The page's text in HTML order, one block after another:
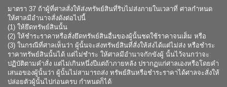
มาตรา 37 ถ้าผู้ที่ศาลสั่งให้ส่งทรัพย์สินที่ริบไม่ส่งภายในเวลาที่ ศาลกำหนด
ให้ศาลมีอำนาจสั่งดังต่อไปนี้
(1) ให้ยึดทรัพย์สินนั้น
(2) ให้ชำระราคาหรือสั่งยึดทรัพย์สินอื่นของผู้นั้นชดใช้ราคาจนเต็ม หรือ
(3) ในกรณีที่ศาลเห็นว่า ผู้นั้นจะส่งทรัพย์สินที่สั่งให้ส่งได้แต่ไม่ส่ง หรือชำระ
ราคาทรัพย์สินนั้นได้ แต่ไม่ชำระ ให้ศาลมีอำนาจกักขังผู้ นั้นไว้จนกว่าจะ
ปฏิบัติตามคำสั่ง แต่ไม่เกินหนึ่งปีแต่ถ้าภายหลัง ปรากฏแก่ศาลเองหรือโดยคำ
เสนอของผู้นั้นว่า ผู้นั้นไม่สามารถส่ง ทรัพย์สินหรือชำระราคาได้ศาลจะสั่งให้
ปล่อยตัวผู้นั้นไปก่อนครบ กำหนดก็ได้